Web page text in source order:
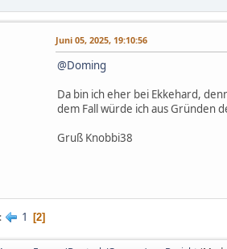
Juni 05, 2025, 19:10:56
@Doming
Da bin ich eher bei Ekkehard,
dem Fall würde ich aus Gründen
Gruß Knobbi38
1 2